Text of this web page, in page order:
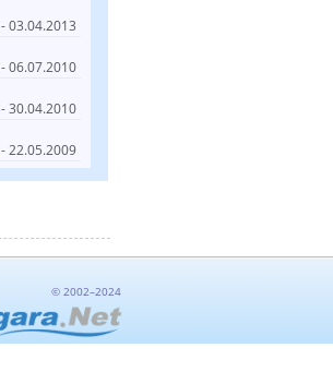
- 03.04.2013
- 06.07.2010
- 30.04.2010
- 22.05.2009
© 2002–2024